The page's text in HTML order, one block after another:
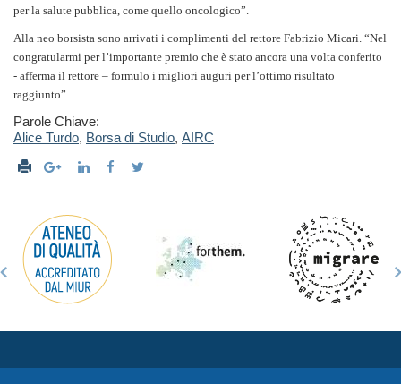
per la salute pubblica, come quello oncologico”.
Alla neo borsista sono arrivati i complimenti del rettore Fabrizio Micari. “Nel
congratularmi per l’importante premio che è stato ancora una volta conferito
- afferma il rettore – formulo i migliori auguri per l’ottimo risultato
raggiunto”.
Parole Chiave:
Alice Turdo, Borsa di Studio, AIRC